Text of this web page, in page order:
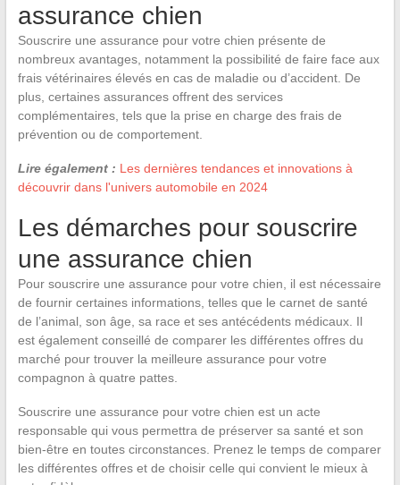
assurance chien
Souscrire une assurance pour votre chien présente de
nombreux avantages, notamment la possibilité de faire face aux
frais vétérinaires élevés en cas de maladie ou d’accident. De
plus, certaines assurances offrent des services
complémentaires, tels que la prise en charge des frais de
prévention ou de comportement.
Lire également : Les dernières tendances et innovations à
découvrir dans l'univers automobile en 2024
Les démarches pour souscrire
une assurance chien
Pour souscrire une assurance pour votre chien, il est nécessaire
de fournir certaines informations, telles que le carnet de santé
de l’animal, son âge, sa race et ses antécédents médicaux. Il
est également conseillé de comparer les différentes offres du
marché pour trouver la meilleure assurance pour votre
compagnon à quatre pattes.
Souscrire une assurance pour votre chien est un acte
responsable qui vous permettra de préserver sa santé et son
bien-être en toutes circonstances. Prenez le temps de comparer
les différentes offres et de choisir celle qui convient le mieux à